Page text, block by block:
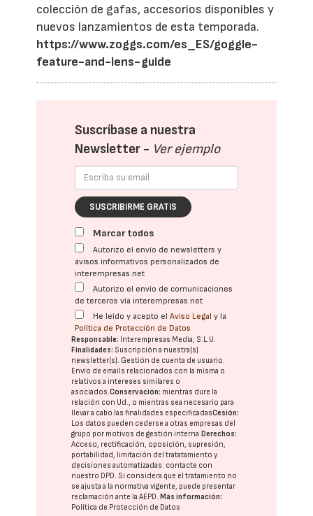
colección de gafas, accesorios disponibles y
nuevos lanzamientos de esta temporada.
https://www.zoggs.com/es_ES/goggle-
feature-and-lens-guide
Suscríbase a nuestra
Newsletter - Ver ejemplo
SUSCRIBIRME GRATIS
Marcar todos
Autorizo el envío de newsletters y
avisos informativos personalizados de
interempresas.net
Autorizo el envío de comunicaciones
de terceros vía interempresas.net
He leído y acepto elAviso Legal y la
Política de Protección de Datos
Responsable: Interempresas Media, S.L.U.
Finalidades: Suscripción a nuestra(s)
newsletter(s). Gestión de cuenta de usuario.
Envío de emails relacionados con la misma o
relativos a intereses similares o
asociados.Conservación: mientras dure la
relación con Ud., o mientras sea necesario para
llevar a cabo las finalidades especificadasCesión:
Los datos pueden cederse a otras empresas del
grupo por motivos de gestión interna.Derechos:
Acceso, rectificación, oposición, supresión,
portabilidad, limitación del tratatamiento y
decisiones automatizadas: contacte con
nuestro DPD. Si considera que el tratamiento no
se ajusta a la normativa vigente, puede presentar
reclamación ante laAEPD.Más información:
Política de Protección de Datos